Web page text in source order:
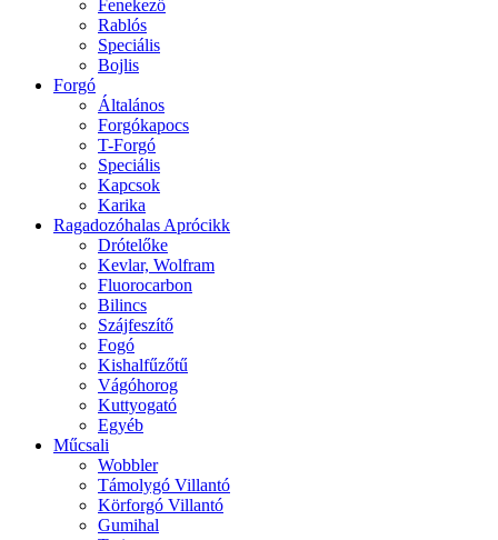
Fenekező
Rablós
Speciális
Bojlis
Forgó
Általános
Forgókapocs
T-Forgó
Speciális
Kapcsok
Karika
Ragadozóhalas Aprócikk
Drótelőke
Kevlar, Wolfram
Fluorocarbon
Bilincs
Szájfeszítő
Fogó
Kishalfűzőtű
Vágóhorog
Kuttyogató
Egyéb
Műcsali
Wobbler
Támolygó Villantó
Körforgó Villantó
Gumihal